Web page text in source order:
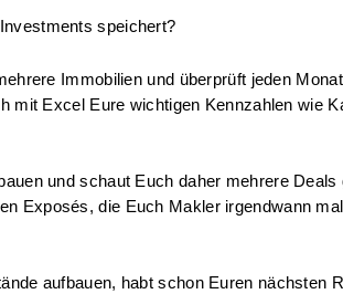
speichert?
Immobilien und überprüft jeden
mit Excel Eure wichtigen Kennzahlen wie
und schaut Euch daher mehrere
Exposés, die Euch Makler irgendwann
aufbauen, habt schon Euren nächsten